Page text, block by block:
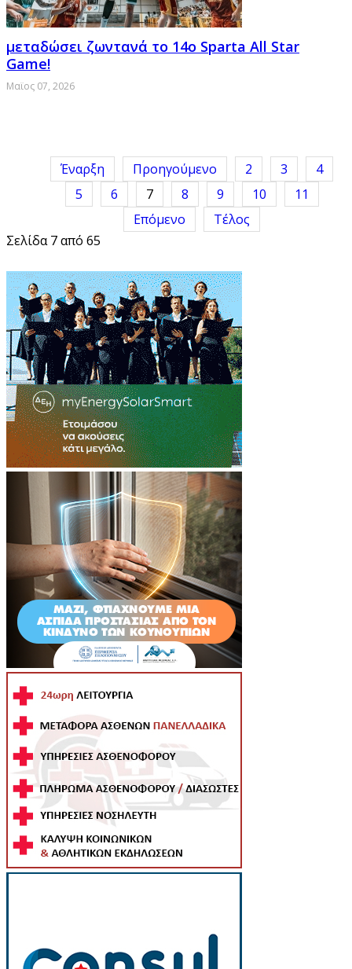
μεταδώσει ζωντανά το 14ο Sparta All Star
Game!
Μαϊος 07, 2026
Έναρξη Προηγούμενο 2 3
4
5
6 7 8 9 10
11
Επόμενο
Τέλος
Σελίδα 7 από 65